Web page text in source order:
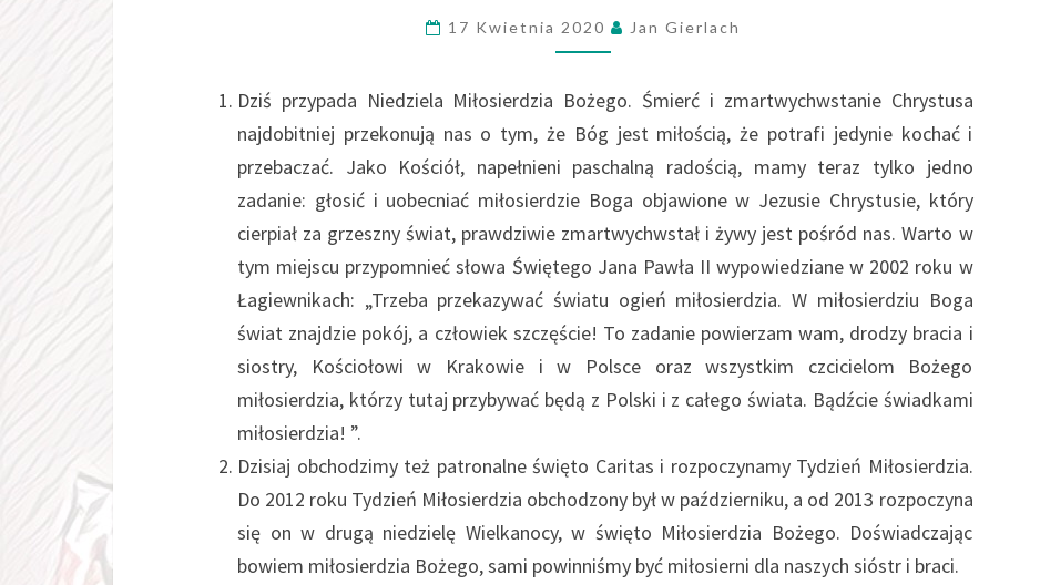
WIELKANOCNĄ
19.04.2020R.
17 Kwietnia 2020 Jan Gierlach
Dziś przypada Niedziela Miłosierdzia Bożego. Śmierć i zmartwychwstanie Chrystusa
najdobitniej przekonują nas o tym, że Bóg jest miłością, że potrafi jedynie kochać i
przebaczać. Jako Kościół, napełnieni paschalną radością, mamy teraz tylko jedno
zadanie: głosić i uobecniać miłosierdzie Boga objawione w Jezusie Chrystusie, który
cierpiał za grzeszny świat, prawdziwie zmartwychwstał i żywy jest pośród nas. Warto w
tym miejscu przypomnieć słowa Świętego Jana Pawła II wypowiedziane w 2002 roku w
Łagiewnikach: „Trzeba przekazywać światu ogień miłosierdzia. W miłosierdziu Boga
świat znajdzie pokój, a człowiek szczęście! To zadanie powierzam wam, drodzy bracia i
siostry, Kościołowi w Krakowie i w Polsce oraz wszystkim czcicielom Bożego
miłosierdzia, którzy tutaj przybywać będą z Polski i z całego świata. Bądźcie świadkami
miłosierdzia! ”.
Dzisiaj obchodzimy też patronalne święto Caritas i rozpoczynamy Tydzień Miłosierdzia.
Do 2012 roku Tydzień Miłosierdzia obchodzony był w październiku, a od 2013 rozpoczyna
się on w drugą niedzielę Wielkanocy, w święto Miłosierdzia Bożego. Doświadczając
bowiem miłosierdzia Bożego, sami powinniśmy być miłosierni dla naszych sióstr i braci.